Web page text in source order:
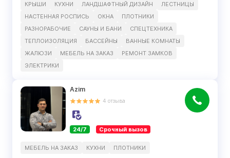
КРЫШИ
КУХНИ ЛАНДШАФТНЫЙ ДИЗАЙН
ЛЕСТНИЦЫ
НАСТЕННАЯ РОСПИСЬ
ОКНА
ПЛОТНИКИ
РАЗНОРАБОЧИЕ
САУНЫ И БАНИ
СПЕЦТЕХНИКА
ТЕПЛОИЗОЛЯЦИЯ
БАССЕЙНЫ
ВАННЫЕ КОМНАТЫ
ЖАЛЮЗИ
МЕБЕЛЬ НА ЗАКАЗ
РЕМОНТ ЗАМКОВ
ЭЛЕКТРИКИ
Azim
4 отзыва
24/7 Срочный вызов
МЕБЕЛЬ НА ЗАКАЗ КУХНИ ПЛОТНИКИ